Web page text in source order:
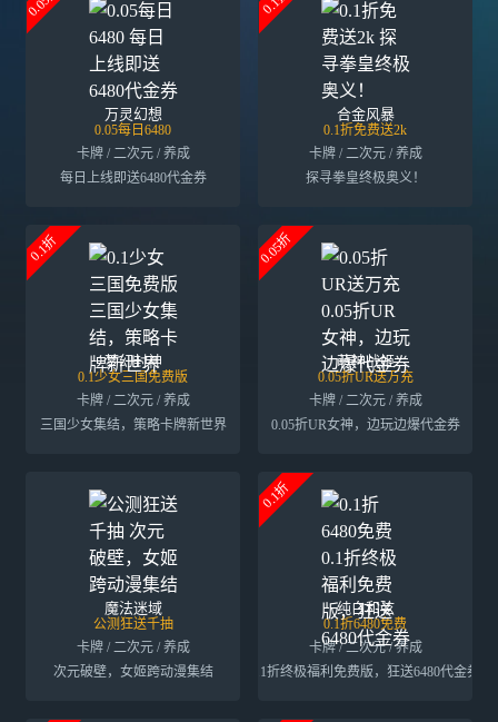
万灵幻想
0.05每日6480
卡牌 / 二次元 / 养成
每日上线即送6480代金券
合金风暴
0.1折免费送2k
卡牌 / 二次元 / 养成
探寻拳皇终极奥义！
0.1折
梦幻封神
0.1少女三国免费版
卡牌 / 二次元 / 养成
三国少女集结，策略卡牌新世界
0.05折
萌神战姬
0.05折UR送万充
卡牌 / 二次元 / 养成
0.05折UR女神，边玩边爆代金券
魔法迷域
公测狂送千抽
卡牌 / 二次元 / 养成
次元破壁，女姬跨动漫集结
0.1折
纯白和弦
0.1折6480免费
卡牌 / 二次元 / 养成
0.1折终极福利免费版，狂送6480代金券